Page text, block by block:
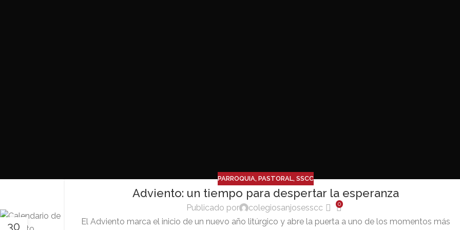
30
PARROQUIA, PASTORAL, SSCC
Adviento: un tiempo para despertar la esperanza
Publicado por colegiosanjosesscc 0
El Adviento marca el inicio de un nuevo año litúrgico y abre la puerta a uno de los momentos más